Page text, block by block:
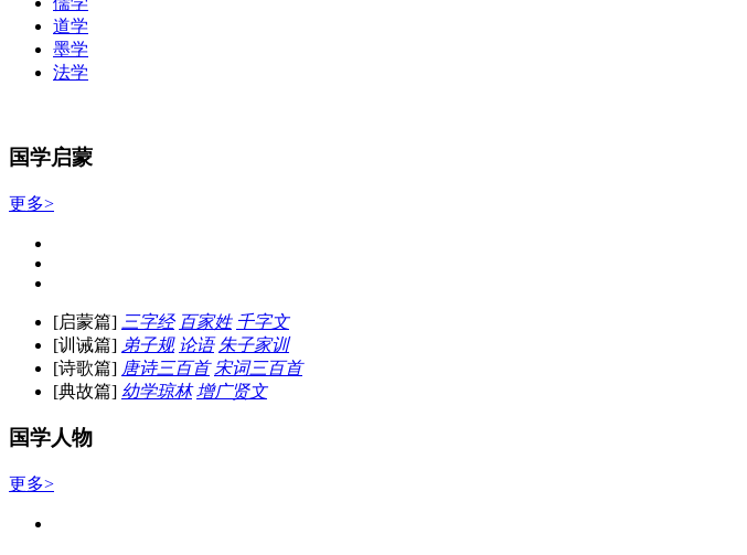
道学
墨学
法学
国学启蒙
更多>
[启蒙篇] 三字经 百家姓 千字文
[训诫篇] 弟子规 论语 朱子家训
[诗歌篇] 唐诗三百首 宋词三百首
[典故篇] 幼学琼林 增广贤文
国学人物
更多>